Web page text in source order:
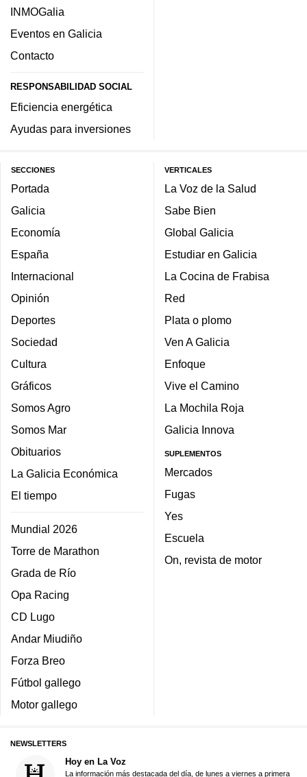
INMOGalia
Eventos en Galicia
Contacto
RESPONSABILIDAD SOCIAL
Eficiencia energética
Ayudas para inversiones
SECCIONES
Portada
Galicia
Economía
España
Internacional
Opinión
Deportes
Sociedad
Cultura
Gráficos
Somos Agro
Somos Mar
Obituarios
La Galicia Económica
El tiempo
Mundial 2026
Torre de Marathon
Grada de Río
Opa Racing
CD Lugo
Andar Miudiño
Forza Breo
Fútbol gallego
Motor gallego
VERTICALES
La Voz de la Salud
Sabe Bien
Global Galicia
Estudiar en Galicia
La Cocina de Frabisa
Red
Plata o plomo
Ven A Galicia
Enfoque
Vive el Camino
La Mochila Roja
Galicia Innova
SUPLEMENTOS
Mercados
Fugas
Yes
Escuela
On, revista de motor
NEWSLETTERS
Hoy en La Voz
La información más destacada del día, de lunes a viernes a primera